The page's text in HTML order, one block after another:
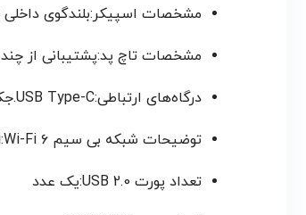
مشخصات اسپیکر:بلندگوی داخلی Dirac
مشخصات تاچ پد:پشتیبانی از
درگاه‌های ارتباطی:USB Type-C.جک ۳.۵ میلی‌متری صداWi-Fi.LAN.HDMI.Display Port.Bluetooth.USB
توضیحات شبکه بی سیم Wi-Fi:Wi-Fi ۶
تعداد پورت USB 2.0:یک عدد